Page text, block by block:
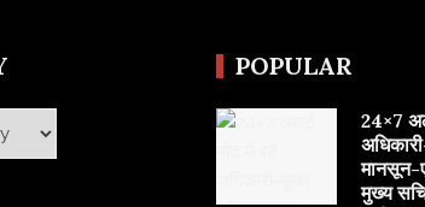
POPULAR
24×7
मुख्य